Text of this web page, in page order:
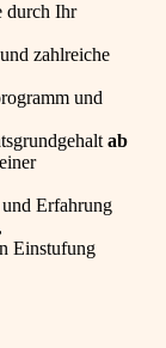
durch Ihr
zahlreiche
und
ab
Erfahrung
Einstufung